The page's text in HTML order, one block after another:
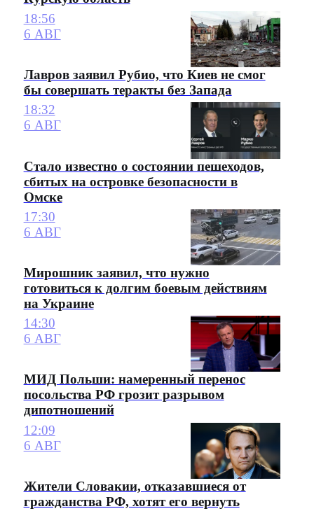
18:56
6 АВГ
Лавров заявил Рубио, что Киев не смог
бы совершать теракты без Запада
18:32
6 АВГ
Стало известно о состоянии пешеходов,
сбитых на островке безопасности в
Омске
17:30
6 АВГ
Мирошник заявил, что нужно
готовиться к долгим боевым действиям
на Украине
14:30
6 АВГ
МИД Польши: намеренный перенос
посольства РФ грозит разрывом
дипотношений
12:09
6 АВГ
Жители Словакии, отказавшиеся от
гражданства РФ, хотят его вернуть